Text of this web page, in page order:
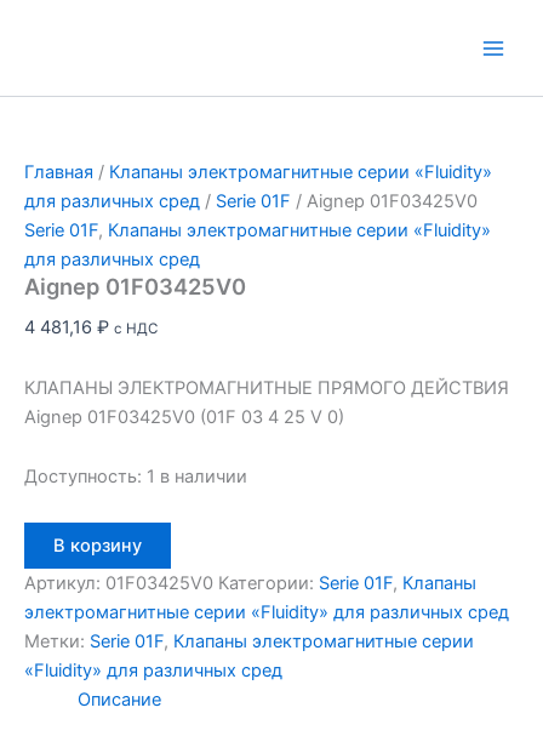
Главная / Клапаны электромагнитные серии «Fluidity»
для различных сред / Serie 01F / Aignep 01F03425V0
Serie 01F, Клапаны электромагнитные серии «Fluidity»
для различных сред
Aignep 01F03425V0
4 481,16 ₽ с НДС
КЛАПАНЫ ЭЛЕКТРОМАГНИТНЫЕ ПРЯМОГО ДЕЙСТВИЯ
Aignep 01F03425V0 (01F 03 4 25 V 0)
Доступность: 1 в наличии
товара
Aignep
01F03425V0
В корзину
Артикул: 01F03425V0 Категории: Serie 01F, Клапаны
электромагнитные серии «Fluidity» для различных сред
Метки: Serie 01F, Клапаны электромагнитные серии
«Fluidity» для различных сред
Описание